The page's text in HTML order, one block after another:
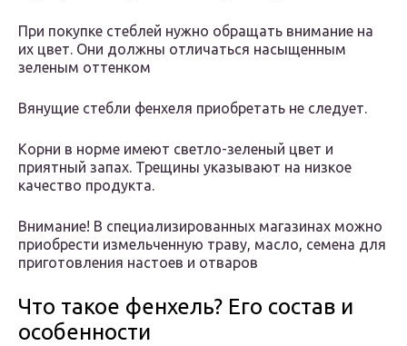
При покупке стеблей нужно обращать внимание на
их цвет. Они должны отличаться насыщенным
зеленым оттенком
Вянущие стебли фенхеля приобретать не следует.
Корни в норме имеют светло-зеленый цвет и
приятный запах. Трещины указывают на низкое
качество продукта.
Внимание! В специализированных магазинах можно
приобрести измельченную траву, масло, семена для
приготовления настоев и отваров
Что такое фенхель? Его состав и
особенности